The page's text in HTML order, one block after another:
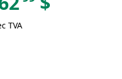
TVA